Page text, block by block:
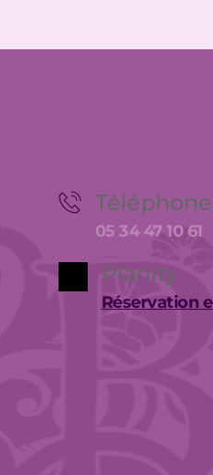
Téléphone
05 34 47 10 61
Planity
Réservation